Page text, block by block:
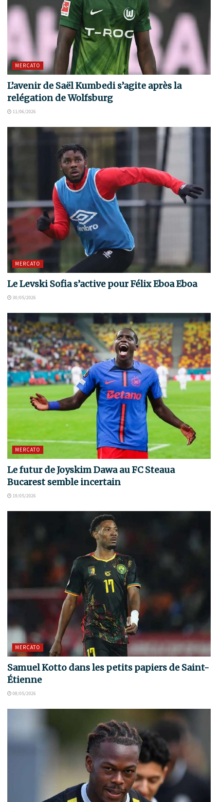
MERCATO
L’avenir de Saël Kumbedi s’agite après la
relégation de Wolfsburg
11/06/2026
MERCATO
Le Levski Sofia s’active pour Félix Eboa Eboa
30/05/2026
MERCATO
Le futur de Joyskim Dawa au FC Steaua
Bucarest semble incertain
19/05/2026
MERCATO
Samuel Kotto dans les petits papiers de Saint-
Étienne
08/05/2026